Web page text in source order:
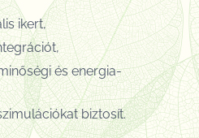
ikert,
és energia-
biztosít.